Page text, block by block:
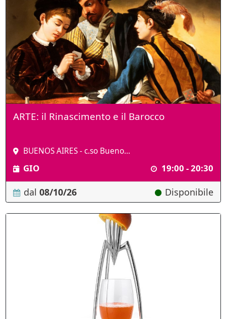
ARTE: il Rinascimento e il Barocco
BUENOS AIRES - c.so Bueno...
GIO 19:00 - 20:30
dal 08/10/26 Disponibile